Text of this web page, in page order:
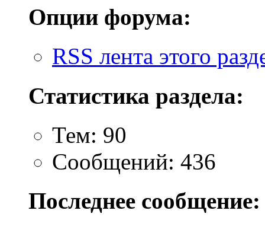
Опции форума:
RSS лента этого
Статистика раздела:
Тем: 90
Сообщений: 436
Последнее сообщение: